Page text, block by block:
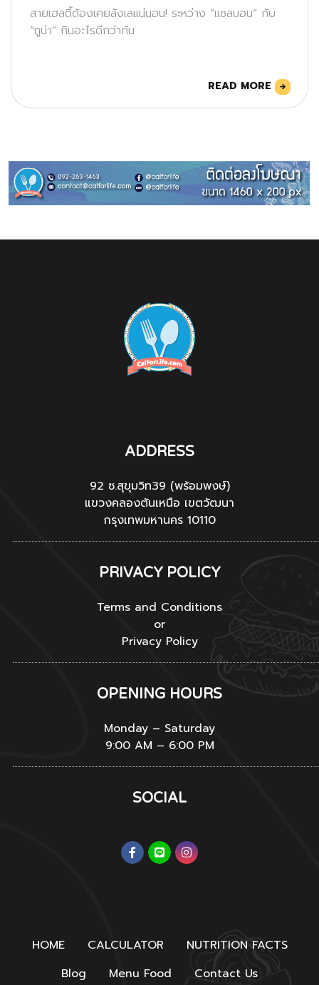
สายเฮลตี้ต้องเคยลังเลแน่นอน! ระหว่าง “แซลมอน” กับ
“ทูน่า” กินอะไรดีกว่ากัน
READ MORE
ADDRESS
92 ซ.สุขุมวิท39 (พร้อมพงษ์)
แขวงคลองตันเหนือ เขตวัฒนา
กรุงเทพมหานคร 10110
PRIVACY POLICY
Terms and Conditions
or
Privacy Policy
OPENING HOURS
Monday – Saturday
9:00 AM – 6:00 PM
SOCIAL
HOME CALCULATOR
NUTRITION FACTS
Blog
Menu Food Contact Us